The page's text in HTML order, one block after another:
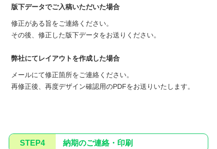
版下データでご入稿いただいた場合
修正がある旨をご連絡ください。
その後、修正した版下データをお送りください。
弊社にてレイアウトを作成した場合
メールにて修正箇所をご連絡ください。
再修正後、再度デザイン確認用のPDFをお送りいたします。
STEP4 納期のご連絡・印刷